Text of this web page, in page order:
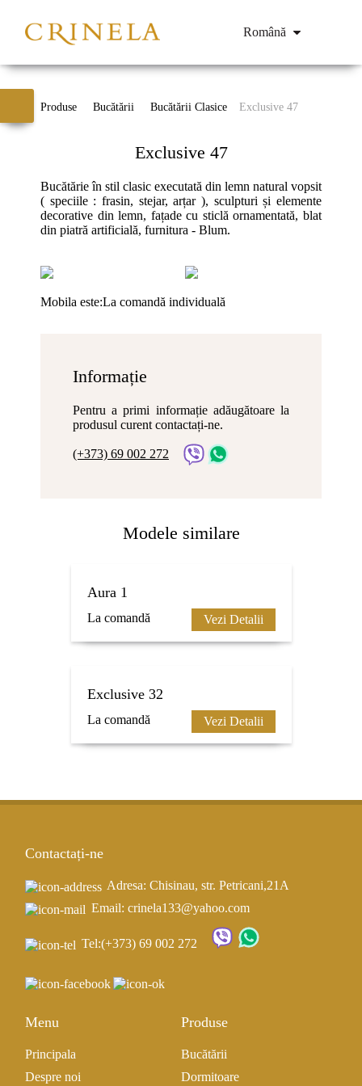
Română
Produse Bucătării Bucătării Clasice Exclusive 47
Exclusive 47
Bucătărie în stil clasic executată din lemn natural vopsit
( speciile : frasin, stejar, arțar ), sculpturi și elemente
decorative din lemn, fațade cu sticlă ornamentată, blat
din piatră artificială, furnitura - Blum.
Mobila este:La comandă individuală
Informație
Pentru a primi informație adăugătoare la
produsul curent contactați-ne.
(+373) 69 002 272
Modele similare
Aura 1
La comandă Vezi Detalii
Exclusive 32
La comandă Vezi Detalii
Contactați-ne
Adresa: Chisinau, str. Petricani,21A
Email: crinela133@yahoo.com
Tel:(+373) 69 002 272
Menu
Principala
Despre noi
Produse
Bucătării
Dormitoare